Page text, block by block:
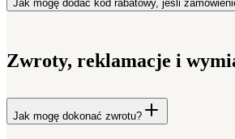
Jak mogę dodać kod rabatowy, jeśli
Zwroty, reklamacje i
Jak mogę dokonać zwrotu?